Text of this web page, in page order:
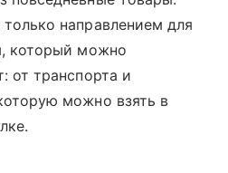
направлением для
который можно
от транспорта и
можно взять в